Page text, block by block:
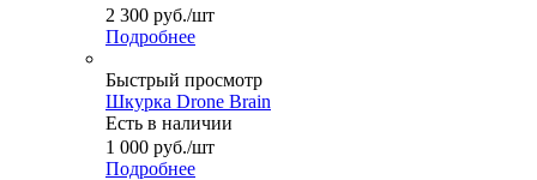
2 300 руб./шт
Подробнее
Быстрый просмотр
Шкурка Drone Brain
Есть в наличии
1 000 руб./шт
Подробнее